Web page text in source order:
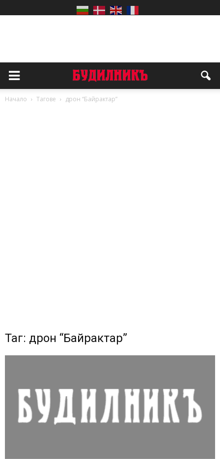
Начало Тагове дрон “Байрактар”
Таг: дрон “Байрактар”